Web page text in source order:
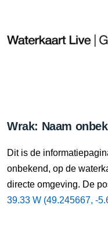
Wrak: Naam
Dit is de
onbekend, op de
directe omgeving. De
39.33 W (49.245667, -